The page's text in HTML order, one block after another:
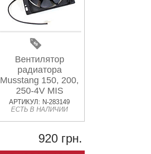
Вентилятор
радиатора
Musstang 150, 200,
250-4V MIS
АРТИКУЛ: N-283149
ЕСТЬ В НАЛИЧИИ
920 грн.